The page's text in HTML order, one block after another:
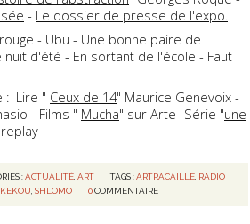
- Le dossier de presse de l'expo.
- Ubu - Une bonne paire de
nuit d'été - En sortant de l'école - Faut
: Lire " Ceux de 14" Maurice Genevoix -
- Films " Mucha" sur Arte- Série "une
:ACTUALITÉ, ART TAGS :ARTRACAILLE, RADIO
,SHLOMO 0 COMMENTAIRE